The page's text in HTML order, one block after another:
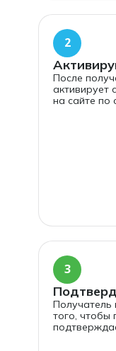
2
После
активирует
на сайте по
3
того, чтобы